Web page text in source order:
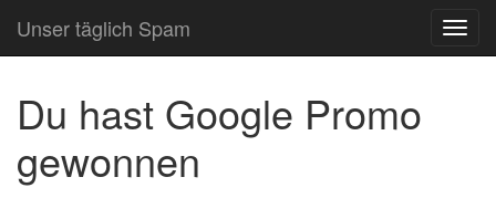
Unser täglich Spam
Du hast Google Promo
gewonnen